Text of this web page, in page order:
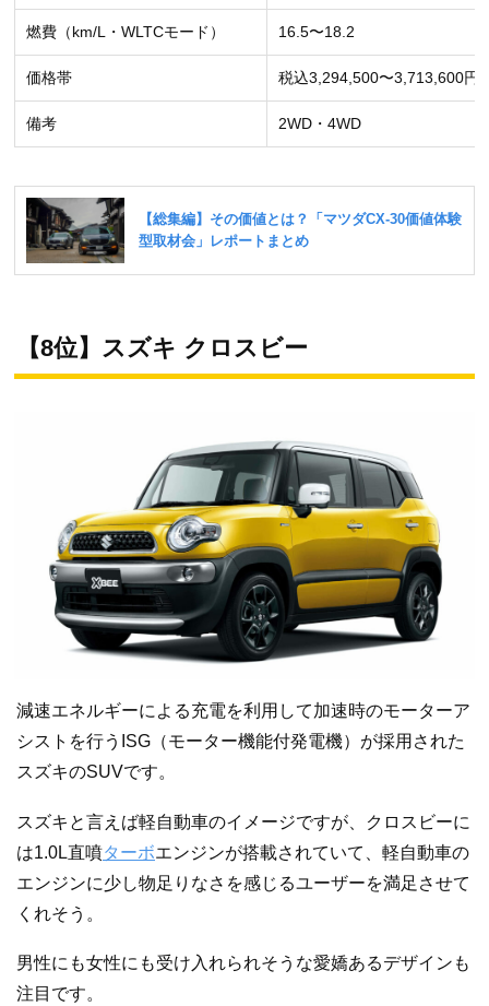
燃費（km/L・WLTCモード） 16.5〜18.2
価格帯 税込3,294,500〜3,713,600円
備考 2WD・4WD
【8位】スズキ クロスビー
減速エネルギーによる充電を利用して加速時のモーターア
シストを行うISG（モーター機能付発電機）が採用された
スズキのSUVです。
スズキと言えば軽自動車のイメージですが、クロスビーに
は1.0L直噴ターボエンジンが搭載されていて、軽自動車の
エンジンに少し物足りなさを感じるユーザーを満足させて
くれそう。
男性にも女性にも受け入れられそうな愛嬌あるデザインも
注目です。